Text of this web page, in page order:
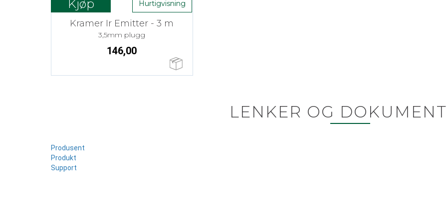
Kjøp Hurtigvisning
Kramer Ir Emitter - 3 m
3,5mm plugg
146,00
LENKER OG
Produsent
Produkt
Support